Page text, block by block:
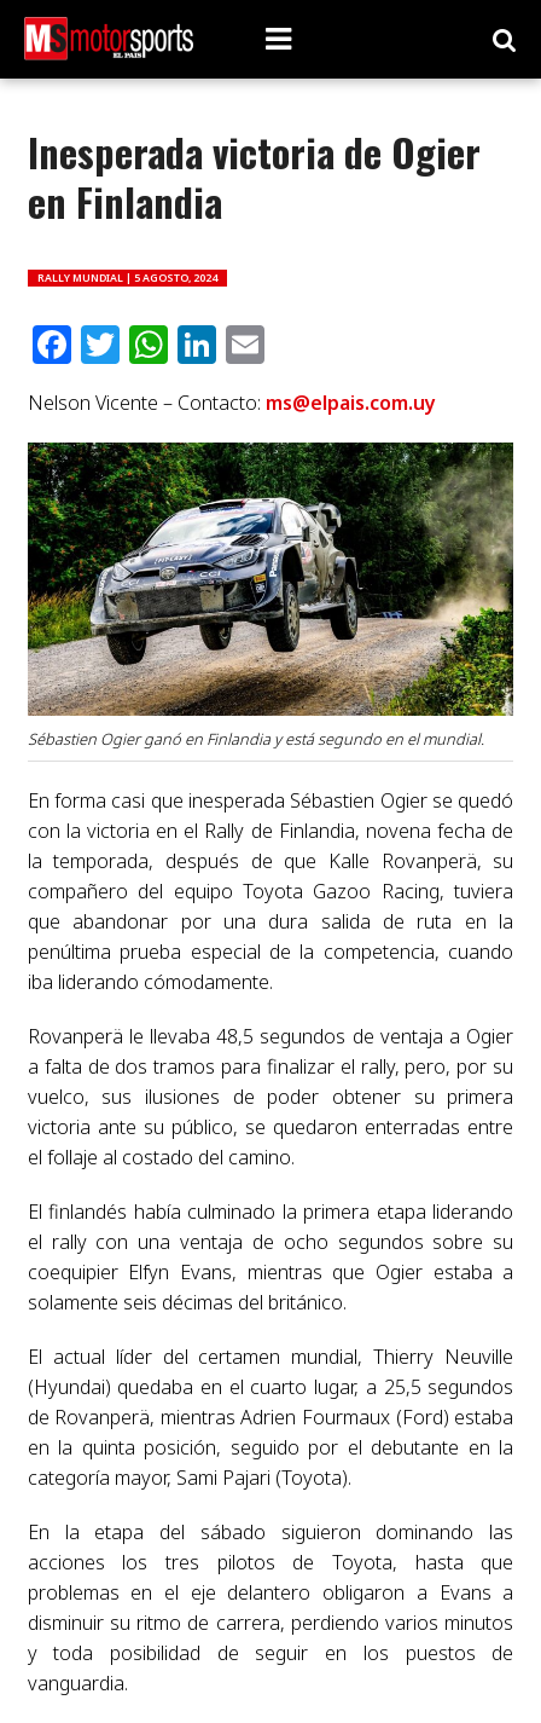
Inesperada victoria de Ogier
en Finlandia
RALLY MUNDIAL | 5 AGOSTO, 2024
Facebook
Twitter
WhatsApp
LinkedIn
Email
Nelson Vicente – Contacto: ms@elpais.com.uy
Sébastien Ogier ganó en Finlandia y está segundo en el mundial.
En forma casi que inesperada Sébastien Ogier se quedó
con la victoria en el Rally de Finlandia, novena fecha de
la temporada, después de que Kalle Rovanperä, su
compañero del equipo Toyota Gazoo Racing, tuviera
que abandonar por una dura salida de ruta en la
penúltima prueba especial de la competencia, cuando
iba liderando cómodamente.
Rovanperä le llevaba 48,5 segundos de ventaja a Ogier
a falta de dos tramos para finalizar el rally, pero, por su
vuelco, sus ilusiones de poder obtener su primera
victoria ante su público, se quedaron enterradas entre
el follaje al costado del camino.
El finlandés había culminado la primera etapa liderando
el rally con una ventaja de ocho segundos sobre su
coequipier Elfyn Evans, mientras que Ogier estaba a
solamente seis décimas del británico.
El actual líder del certamen mundial, Thierry Neuville
(Hyundai) quedaba en el cuarto lugar, a 25,5 segundos
de Rovanperä, mientras Adrien Fourmaux (Ford) estaba
en la quinta posición, seguido por el debutante en la
categoría mayor, Sami Pajari (Toyota).
En la etapa del sábado siguieron dominando las
acciones los tres pilotos de Toyota, hasta que
problemas en el eje delantero obligaron a Evans a
disminuir su ritmo de carrera, perdiendo varios minutos
y toda posibilidad de seguir en los puestos de
vanguardia.